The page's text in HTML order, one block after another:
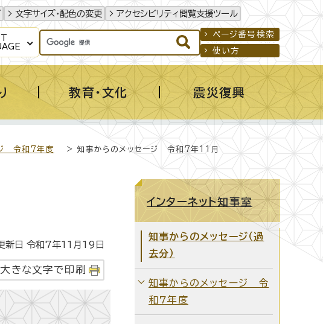
文字サイズ・配色の変更 アクセシビリティ閲覧支援ツール
ページ番号検索
使い方
教育・文化 震災復興
令和7年度 > 知事からのメッセージ 令和7年11月
日 令和7年11月19日
大きな文字で印刷
インターネット知事室
知事からのメッセージ（過
去分）
知事からのメッセージ 令
和7年度